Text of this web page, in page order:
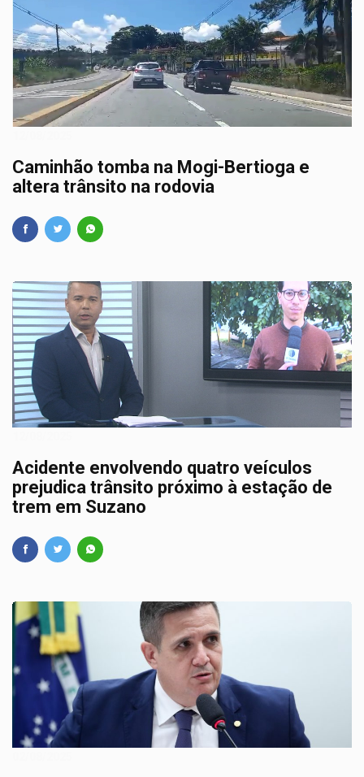
Caminhão tomba na Mogi-Bertioga e
altera trânsito na rodovia
Acidente envolvendo quatro veículos
prejudica trânsito próximo à estação de
trem em Suzano